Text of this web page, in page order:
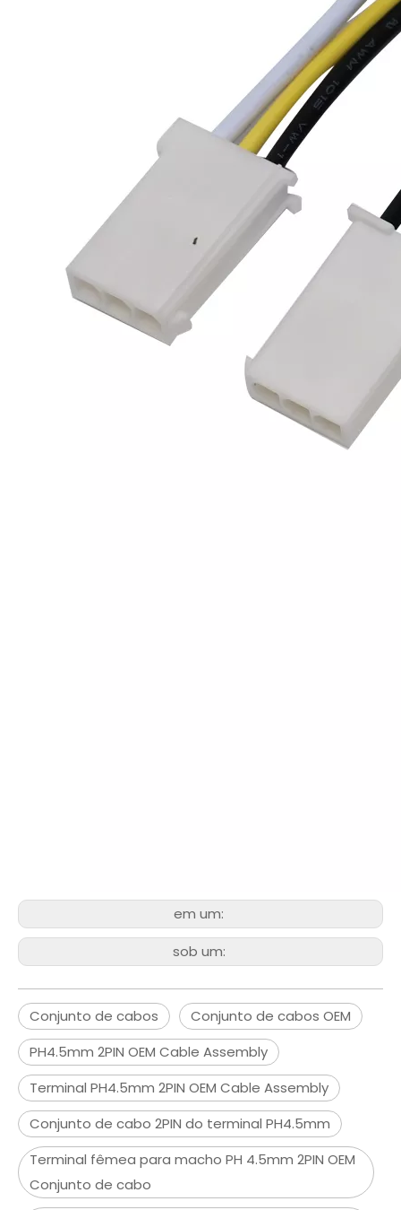
em um:
sob um:
Conjunto de cabos
Conjunto de cabos OEM
PH4.5mm 2PIN OEM Cable Assembly
Terminal PH4.5mm 2PIN OEM Cable Assembly
Conjunto de cabo 2PIN do terminal PH4.5mm
Terminal fêmea para macho PH 4.5mm 2PIN OEM
Conjunto de cabo